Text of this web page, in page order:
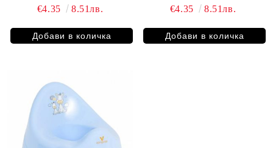
€4.35 8.51лв. €4.35 8.51лв.